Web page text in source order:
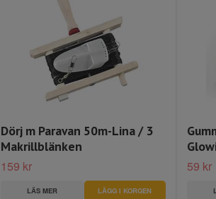
Dörj m Paravan 50m-Lina / 3
Makrillblänken
159 kr
LÄS MER
59 kr